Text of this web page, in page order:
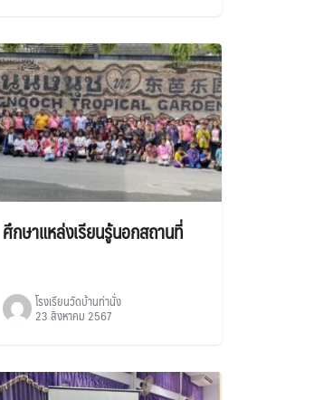
ศึกษาแหล่งเรียนรู้นอกสถานที่
โรงเรียนวัดบ้านท่านั่ง
23 สิงหาคม 2567